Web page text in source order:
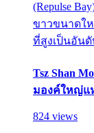
(Repulse
ขาวขนาดให
ที่สูงเป็นอัน
Tsz Shan
มองค์ใหญ่แ
824 views